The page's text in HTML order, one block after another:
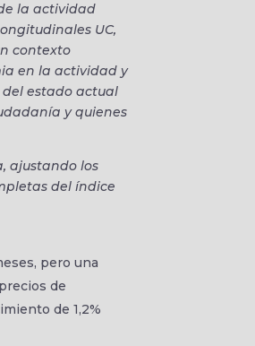
la actividad
UC,
contexto
en la actividad y
estado actual
y quienes
ajustando los
del índice
pero una
de
de 1,2%